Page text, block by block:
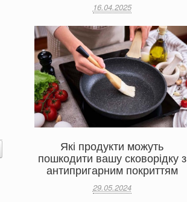
16.04.2025
Які продукти можуть
пошкодити вашу сковорідку з
антипригарним покриттям
29.05.2024